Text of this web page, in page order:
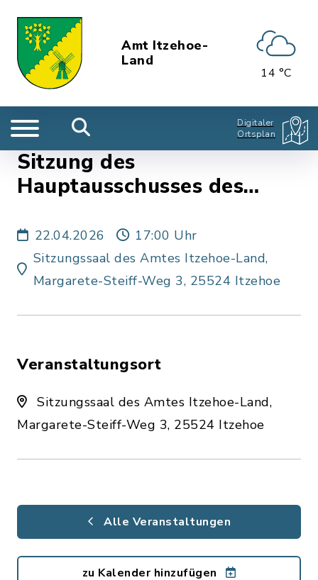
Amt Itzehoe-
Land
14 °C
Digitaler
Ortsplan
Sitzung des
Hauptausschusses des
22.04.2026
17:00 Uhr
Sitzungssaal des Amtes Itzehoe-Land,
Margarete-Steiff-Weg 3, 25524 Itzehoe
Veranstaltungsort
Sitzungssaal des Amtes Itzehoe-Land,
Margarete-Steiff-Weg 3, 25524 Itzehoe
Alle Veranstaltungen
zu Kalender hinzufügen